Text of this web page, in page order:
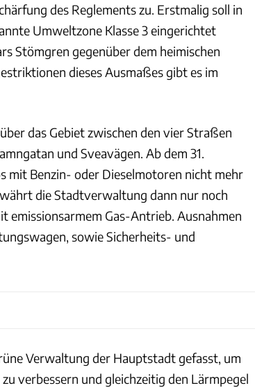
des Reglements zu. Erstmalig soll in
Umweltzone Klasse 3 eingerichtet
Stömgren gegenüber dem heimischen
dieses Ausmaßes gibt es im
das Gebiet zwischen den vier Straßen
und Sveavägen. Ab dem 31.
mit Benzin- oder Dieselmotoren nicht mehr
die Stadtverwaltung dann nur noch
emissionsarmem Gas-Antrieb. Ausnahmen
sowie Sicherheits- und
Verwaltung der Hauptstadt gefasst, um
verbessern und gleichzeitig den Lärmpegel